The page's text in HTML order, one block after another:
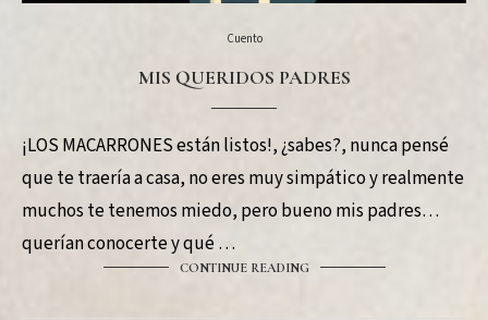
Cuento
MIS QUERIDOS PADRES
¡LOS MACARRONES están listos!, ¿sabes?, nunca pensé
que te traería a casa, no eres muy simpático y realmente
muchos te tenemos miedo, pero bueno mis padres
querían conocerte y qué …
CONTINUE READING